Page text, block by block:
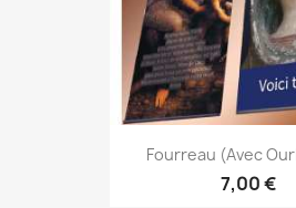
Fourreau (avec
7,00 €